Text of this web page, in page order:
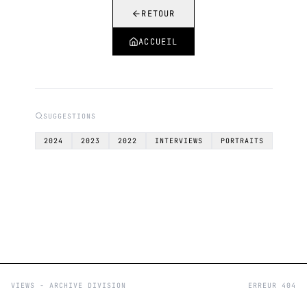
RETOUR
ACCUEIL
SUGGESTIONS
2024 2023 2022 INTERVIEWS PORTRAITS
VIEWS - ARCHIVE DIVISION ERREUR 404